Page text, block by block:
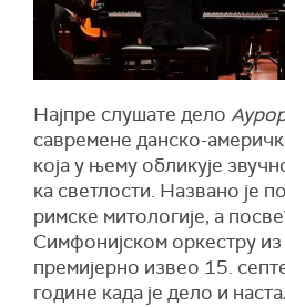
Најпре слушате дело
савремене данско-
која у њему обликује
ка светлости. Названо је
римске митологије, а
Симфонијском оркестру из
премијерно извео 15.
године када је дело и